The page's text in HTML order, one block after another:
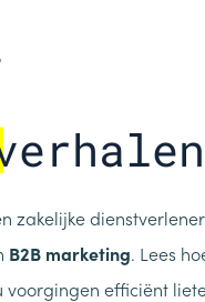
zakelijke
B2B marketing. Lees
voorgingen efficiënt